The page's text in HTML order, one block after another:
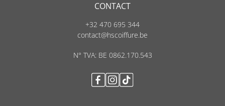
CONTACT
+32 470 695 344
contact@hscoiffure.be
N° TVA: BE 0862.170.543